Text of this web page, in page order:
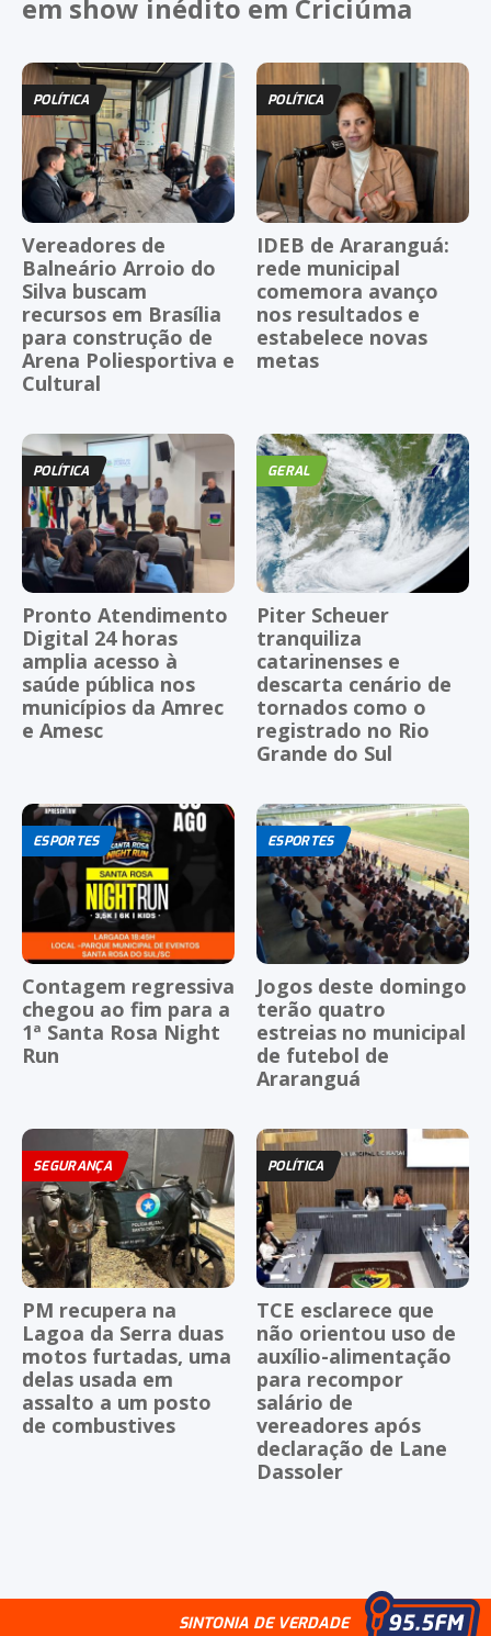
em show inédito em Criciúma
POLÍTICA
Vereadores de
Balneário Arroio do
Silva buscam
recursos em Brasília
para construção de
Arena Poliesportiva e
Cultural
POLÍTICA
IDEB de Araranguá:
rede municipal
comemora avanço
nos resultados e
estabelece novas
metas
POLÍTICA
Pronto Atendimento
Digital 24 horas
amplia acesso à
saúde pública nos
municípios da Amrec
e Amesc
GERAL
Piter Scheuer
tranquiliza
catarinenses e
descarta cenário de
tornados como o
registrado no Rio
Grande do Sul
ESPORTES
Contagem regressiva
chegou ao fim para a
1ª Santa Rosa Night
Run
ESPORTES
Jogos deste domingo
terão quatro
estreias no municipal
de futebol de
Araranguá
SEGURANÇA
PM recupera na
Lagoa da Serra duas
motos furtadas, uma
delas usada em
assalto a um posto
de combustives
POLÍTICA
TCE esclarece que
não orientou uso de
auxílio-alimentação
para recompor
salário de
vereadores após
declaração de Lane
Dassoler
SINTONIA DE VERDADE